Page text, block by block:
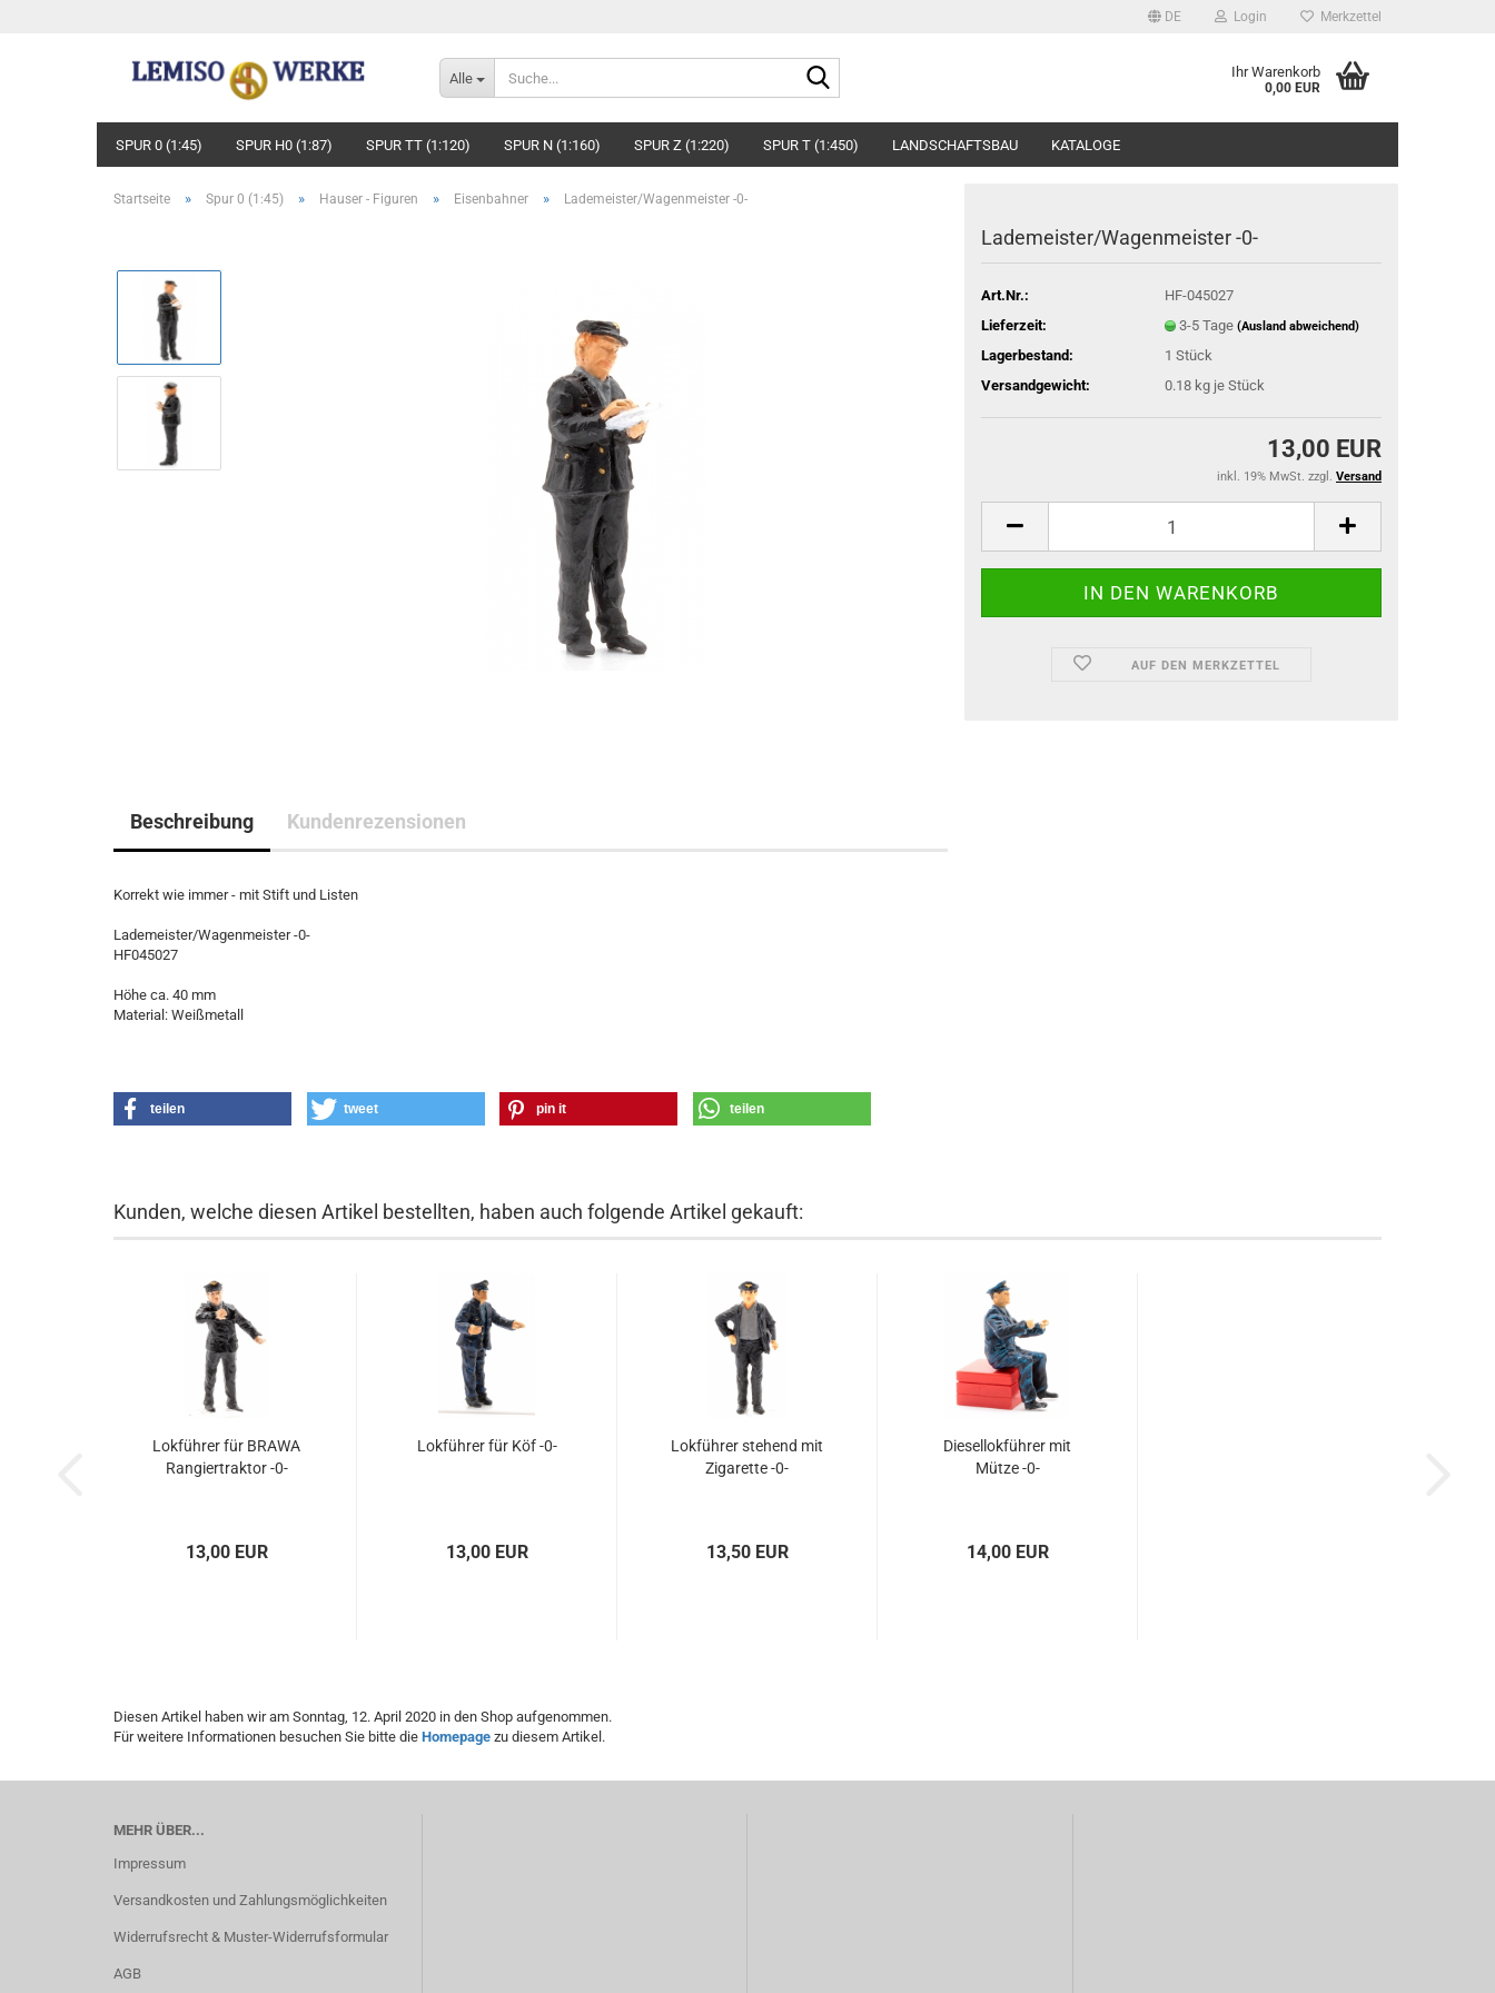
DE Login Merkzettel
Alle Ihr Warenkorb
0,00 EUR
SPUR 0 (1:45) SPUR H0 (1:87) SPUR TT (1:120) SPUR N (1:160) SPUR Z (1:220) SPUR T (1:450) LANDSCHAFTSBAU KATALOGE
Startseite » Spur 0 (1:45) » Hauser - Figuren » Eisenbahner » Lademeister/Wagenmeister -0-
Lademeister/Wagenmeister -0-
Art.Nr.:
HF-045027
Lieferzeit:
3-5 Tage (Ausland abweichend)
Lagerbestand: 1 Stück
Versandgewicht:
0.18 kg je Stück
13,00 EUR
inkl. 19% MwSt. zzgl. Versand
AUF DEN MERKZETTEL
Beschreibung Kundenrezensionen
Korrekt wie immer - mit Stift und Listen
Lademeister/Wagenmeister -0-
HF045027
Höhe ca. 40 mm
Material: Weißmetall
teilen tweet pin it teilen
Kunden, welche diesen Artikel bestellten, haben auch folgende Artikel gekauft:
Lokführer für BRAWA
Rangiertraktor -0-
13,00 EUR
Lokführer für Köf -0-
13,00 EUR
Lokführer stehend mit
Zigarette -0-
13,50 EUR
Diesellokführer mit
Mütze -0-
14,00 EUR
Diesen Artikel haben wir am Sonntag, 12. April 2020 in den Shop aufgenommen.
Für weitere Informationen besuchen Sie bitte die Homepage zu diesem Artikel.
MEHR ÜBER...
Impressum
Versandkosten und Zahlungsmöglichkeiten
Widerrufsrecht & Muster-Widerrufsformular
AGB